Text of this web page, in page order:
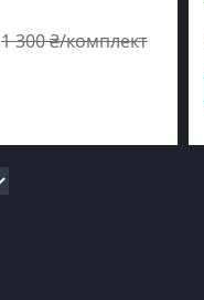
1 300 ₴/комплект